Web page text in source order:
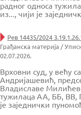
радног односа
из..., чији је
Рев 14435/2024
Грађанска материја /
02.07.2026.
Врховни суд, у већу
Андријашевић,
Владиславе
тужилаца АА, ББ, ВВ,
је заједнички